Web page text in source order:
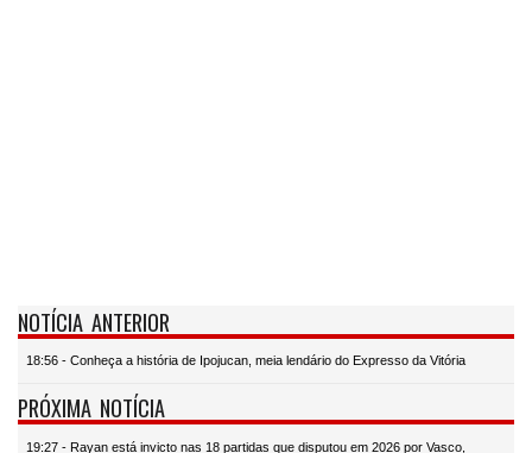
NOTÍCIA ANTERIOR
18:56 - Conheça a história de Ipojucan, meia lendário do Expresso da Vitória
PRÓXIMA NOTÍCIA
19:27 - Rayan está invicto nas 18 partidas que disputou em 2026 por Vasco,